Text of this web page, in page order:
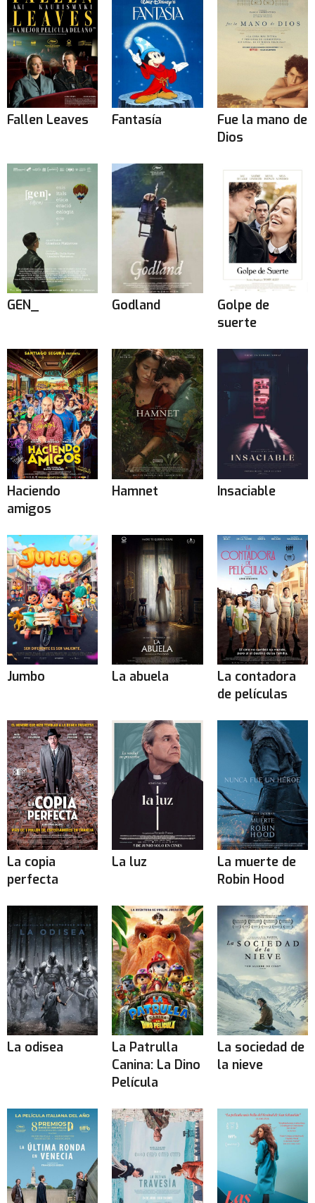
Fallen Leaves Fantasía
Fue la mano de
Dios
GEN_ Godland
Golpe de
suerte
Haciendo
amigos
Hamnet Insaciable
Jumbo La abuela
La contadora
de películas
La copia
perfecta
La luz
La muerte de
Robin Hood
La odisea
La Patrulla
Canina: La Dino
Película
La sociedad de
la nieve